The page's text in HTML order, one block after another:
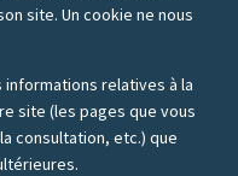
site. Un cookie ne nous
relatives à la
site (les pages que vous
consultation, etc.) que